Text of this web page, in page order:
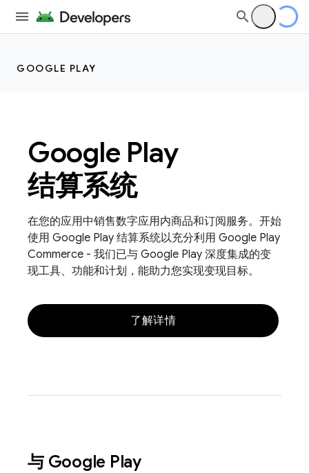
GOOGLE PLAY
Google Play
结算系统
在您的应用中销售数字应用内商品和订阅服务。开始
使用 Google Play 结算系统以充分利用 Google Play
Commerce - 我们已与 Google Play 深度集成的变
现工具、功能和计划，能助力您实现变现目标。
了解详情
与 Google Play